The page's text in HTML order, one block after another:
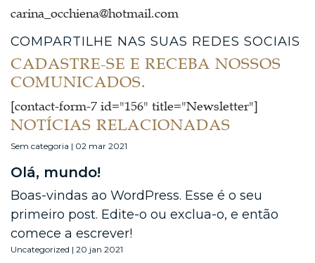
carina_occhiena@hotmail.com
COMPARTILHE NAS SUAS REDES SOCIAIS
CADASTRE-SE E RECEBA NOSSOS
COMUNICADOS.
[contact-form-7 id="156" title="Newsletter"]
NOTÍCIAS RELACIONADAS
Sem categoria | 02 mar 2021
Olá, mundo!
Boas-vindas ao WordPress. Esse é o seu
primeiro post. Edite-o ou exclua-o, e então
comece a escrever!
Uncategorized | 20 jan 2021